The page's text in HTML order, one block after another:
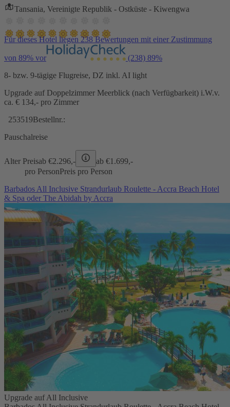
Tansania, Vereinigte Republik - Ostküste - Kiwengwa
Für dieses Hotel liegen 238 Bewertungen mit einer Zustimmung
von 89% vor (238) 89%
8- bzw. 9-tägige Flugreise, DZ inkl. AI light
Upgrade auf Doppelzimmer Meerblick (nach Verfügbarkeit) i.W.v.
ca. € 134,- pro Zimmer
253519Bestellnr.:
Pauschalreise
Alter Preisab €2.296,- ab €1.699,-
pro PersonPreis pro Person
Barbados All Inclusive Strandurlaub Roulette - Accra Beach Hotel
& Spa oder The Abidah by Accra
Upgrade auf All Inclusive